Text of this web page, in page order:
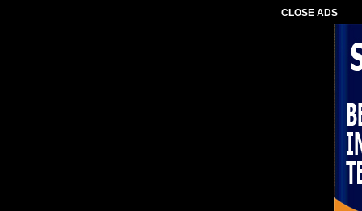
CLOSE ADS